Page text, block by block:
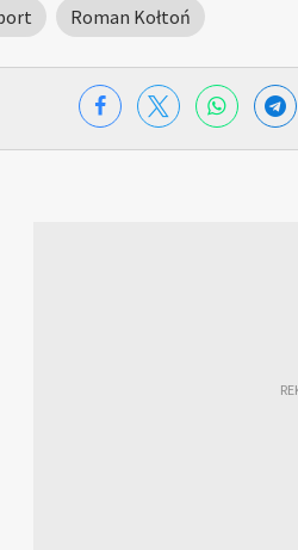
Roman Kołtoń